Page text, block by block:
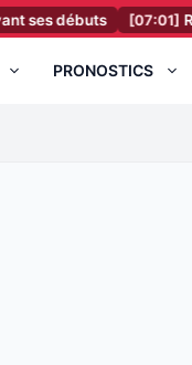
[07:01] Real
PRONOSTICS